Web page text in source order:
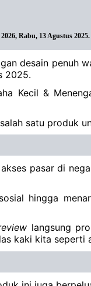
Rabu, 13 Agustus
desain penuh
2025.
Kecil &
satu produk
pasar di
hingga
langsung
kaki kita seperti